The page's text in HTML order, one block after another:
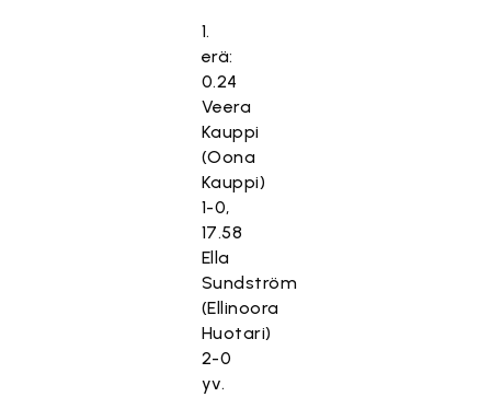
1.
erä:
0.24
Veera
Kauppi
(Oona
Kauppi)
1-0,
17.58
Ella
Sundström
(Ellinoora
Huotari)
2-0
yv.